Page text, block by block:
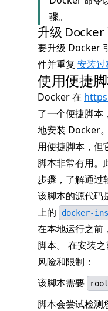
骤。
升级 Docker
要升级 Docker
件并重复 安装过
使用便捷
Docker 在
了一个便捷脚本
地安装 Docker
用便捷脚本，但
脚本非常有用。
步骤，了解通过
该脚本的源代码
上的
docker-
在本地运行之前
脚本。 在安装
风险和限制：
该脚本需要
root
脚本会尝试检测